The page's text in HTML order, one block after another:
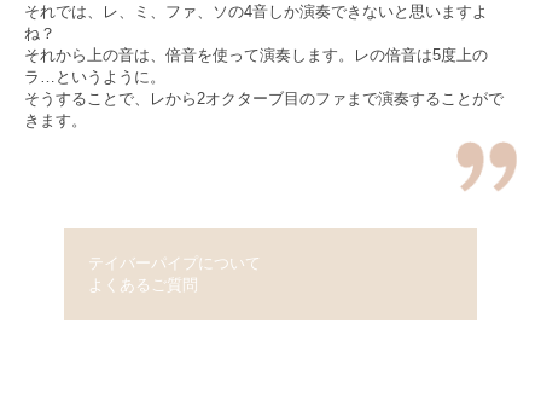
それでは、レ、ミ、ファ、ソの4音しか演奏できないと思いますよ
ね？
それから上の音は、倍音を使って演奏します。レの倍音は5度上の
ラ…というように。
そうすることで、レから2オクターブ目のファまで演奏することがで
きます。
テイバーパイプについて
よくあるご質問